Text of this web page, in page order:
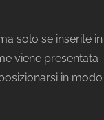
solo se inserite in
viene presentata
in modo